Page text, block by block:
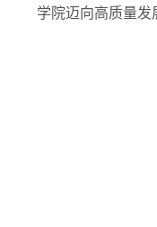
学院迈向高质量